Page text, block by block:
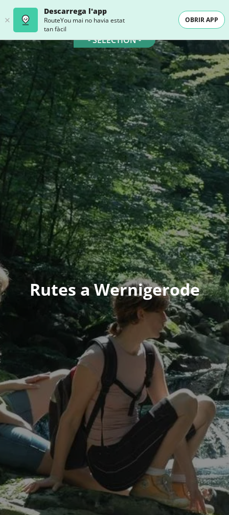
Descarrega l'app
RouteYou mai no havia estat
tan fàcil
OBRIR APP
- SELECTION -
Rutes a Wernigerode